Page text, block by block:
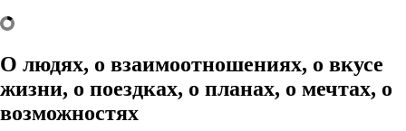
О людях, о взаимоотношениях, о вкусе
жизни, о поездках, о планах, о мечтах, о
возможностях